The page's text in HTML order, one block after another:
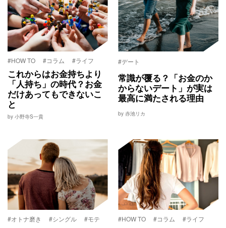
#HOW TO #コラム #ライフ
これからはお金持ちより
「人持ち」の時代？お金
だけあってもできないこ
と
by 小野寺S一貴
#デート
常識が覆る？「お金のか
からないデート」が実は
最高に満たされる理由
by 赤池リカ
#オトナ磨き #シングル #モテ #HOW TO #コラム #ライフ